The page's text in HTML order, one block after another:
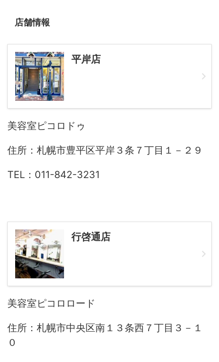
店舗情報
平岸店
美容室ピコロドゥ
住所：札幌市豊平区平岸３条７丁目１－２９
TEL：011-842-3231
行啓通店
美容室ピコロロード
住所：札幌市中央区南１３条西７丁目３－１
０